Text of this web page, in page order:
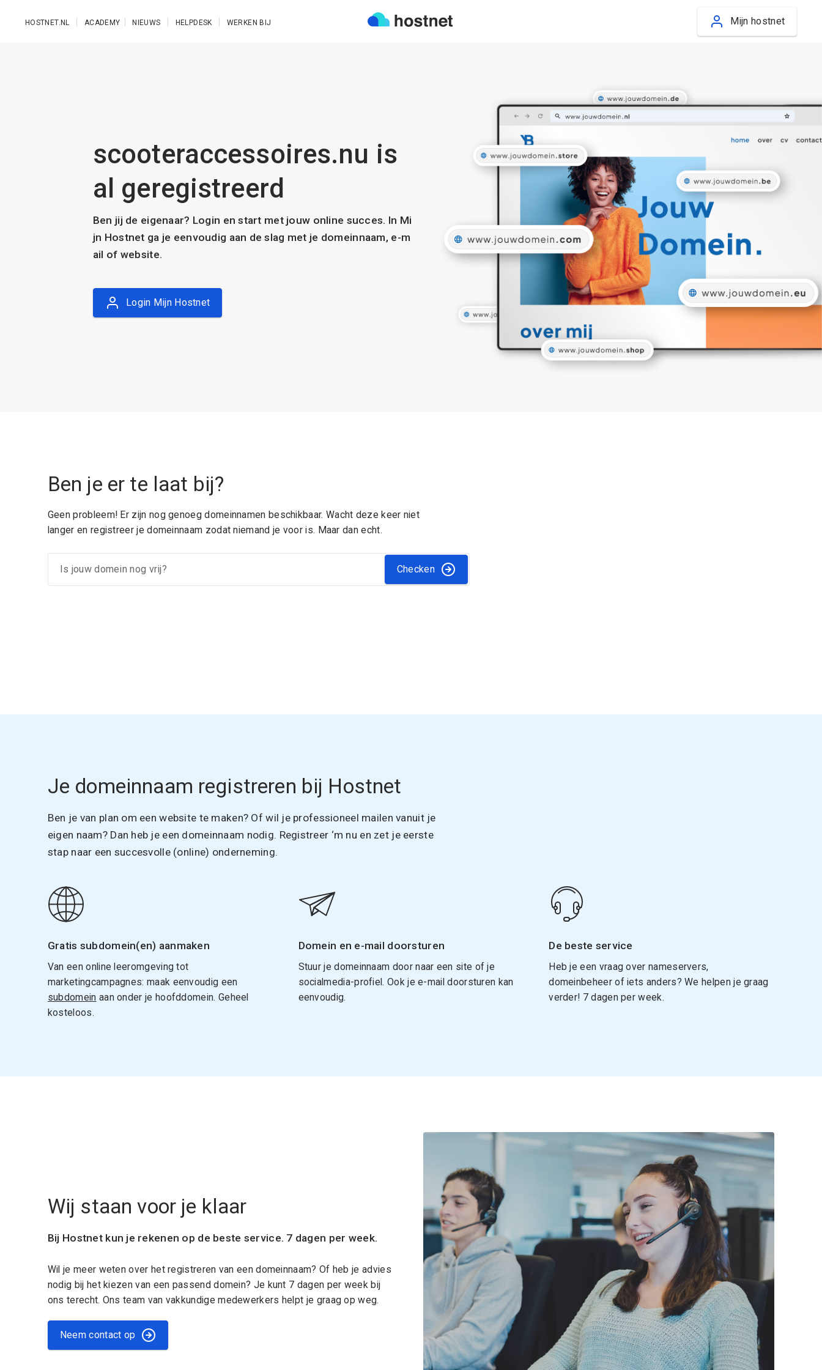
HOSTNET.NL ACADEMY NIEUWS HELPDESK WERKEN BIJ Mijn hostnet
scooteraccessoires.nu is
al geregistreerd
Ben jij de eigenaar? Login en start met jouw online succes. In Mi
jn Hostnet ga je eenvoudig aan de slag met je domeinnaam, e-m
ail of website.
Login Mijn Hostnet
Ben je er te laat bij?
Geen probleem! Er zijn nog genoeg domeinnamen beschikbaar. Wacht deze keer niet
langer en registreer je domeinnaam zodat niemand je voor is. Maar dan echt.
Checken
Je domeinnaam registreren bij Hostnet
Ben je van plan om een website te maken? Of wil je professioneel mailen vanuit je
eigen naam? Dan heb je een domeinnaam nodig. Registreer ‘m nu en zet je eerste
stap naar een succesvolle (online) onderneming.
Gratis subdomein(en) aanmaken
Van een online leeromgeving tot
marketingcampagnes: maak eenvoudig een
subdomein aan onder je hoofddomein. Geheel
kosteloos.
Domein en e-mail doorsturen
Stuur je domeinnaam door naar een site of je
socialmedia-profiel. Ook je e-mail doorsturen kan
eenvoudig.
De beste service
Heb je een vraag over nameservers,
domeinbeheer of iets anders? We helpen je graag
verder! 7 dagen per week.
Wij staan voor je klaar
Bij Hostnet kun je rekenen op de beste service. 7 dagen per week.
Wil je meer weten over het registreren van een domeinnaam? Of heb je advies
nodig bij het kiezen van een passend domein? Je kunt 7 dagen per week bij
ons terecht. Ons team van vakkundige medewerkers helpt je graag op weg.
Neem contact op